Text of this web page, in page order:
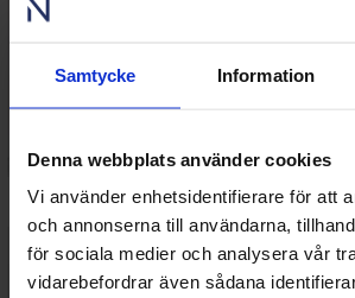
Samtycke Information
Denna webbplats använder cookies
Vi använder enhetsidentifierare för att
och annonserna till användarna,
för sociala medier och analysera vår
vidarebefordrar även sådana
Gå